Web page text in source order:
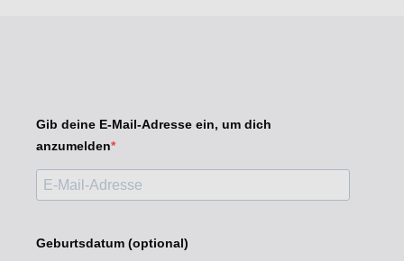
Gib deine E-Mail-Adresse ein, um dich
anzumelden
Geburtsdatum (optional)